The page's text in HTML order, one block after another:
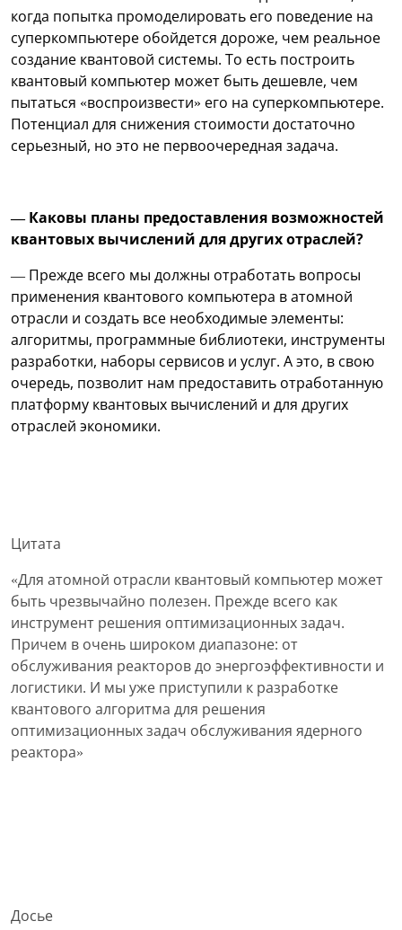
когда попытка промоделировать его поведение на
суперкомпьютере обойдется дороже, чем реальное
создание квантовой системы. То есть построить
квантовый компьютер может быть дешевле, чем
пытаться «воспроизвести» его на суперкомпьютере.
Потенциал для снижения стоимости достаточно
серьезный, но это не первоочередная задача.
— Каковы планы предоставления возможностей
квантовых вычислений для других отраслей?
— Прежде всего мы должны отработать вопросы
применения квантового компьютера в атомной
отрасли и создать все необходимые элементы:
алгоритмы, программные библиотеки, инструменты
разработки, наборы сервисов и услуг. А это, в свою
очередь, позволит нам предоставить отработанную
платформу квантовых вычислений и для других
отраслей экономики.
Цитата
«Для атомной отрасли квантовый компьютер может
быть чрезвычайно полезен. Прежде всего как
инструмент решения оптимизационных задач.
Причем в очень широком диапазоне: от
обслуживания реакторов до энергоэффективности и
логистики. И мы уже приступили к разработке
квантового алгоритма для решения
оптимизационных задач обслуживания ядерного
реактора»
Досье